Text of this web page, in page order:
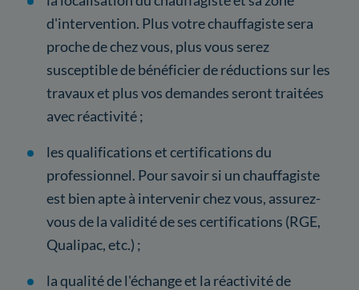
d'intervention. Plus votre chauffagiste sera
proche de chez vous, plus vous serez
susceptible de bénéficier de réductions sur les
travaux et plus vos demandes seront traitées
avec réactivité ;
les qualifications et certifications du
professionnel. Pour savoir si un chauffagiste
est bien apte à intervenir chez vous, assurez-
vous de la validité de ses certifications (RGE,
Qualipac, etc.) ;
la qualité de l'échange et la réactivité de